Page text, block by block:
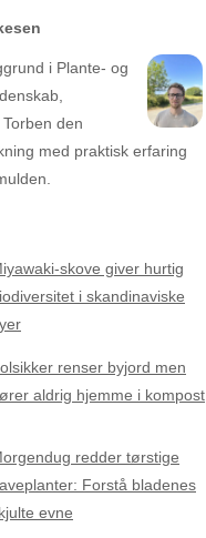
i Plante- og
den
med praktisk erfaring
skove giver hurtig
i skandinaviske
renser byjord men
aldrig hjemme i kompost
redder tørstige
Forstå bladenes
evne